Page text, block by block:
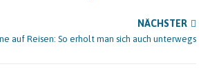
NÄCHSTER
auf Reisen: So erholt man sich auch unterwegs